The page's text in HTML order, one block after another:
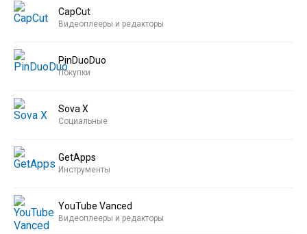
CapCut
Видеоплееры и редакторы
PinDuoDuo
Покупки
Sova X
Социальные
GetApps
Инструменты
YouTube Vanced
Видеоплееры и редакторы